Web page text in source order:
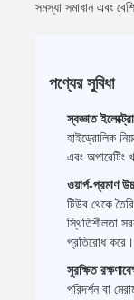
সমস্যা সমাধান এবং
পণ্যের সুবিধা
স্বজ্ঞাত
হাইড্রোলিক
এবং অপারেটিং
ওয়ার্প-প্রমাণ
টিউব থেকে
স্থিতিশীলতা
প্রতিরোধ করে।
সুরক্ষিত
পরিদর্শন বা